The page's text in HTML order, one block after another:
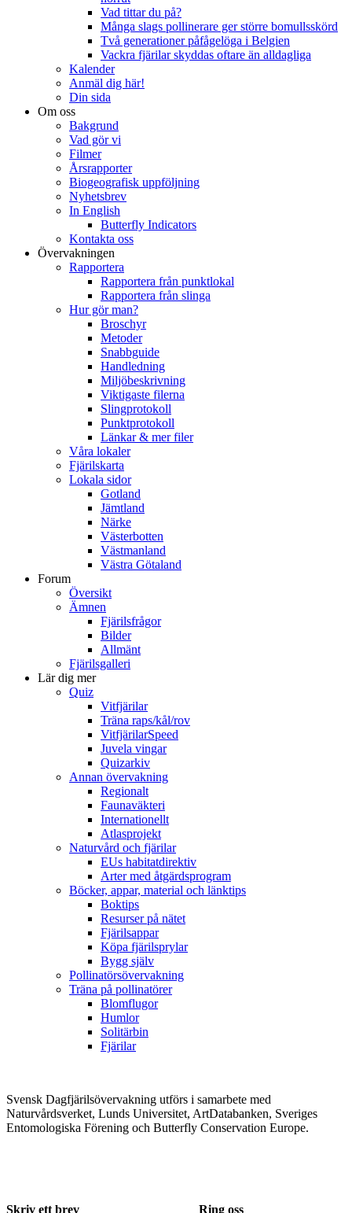
Vad tittar du på?
Många slags pollinerare ger större bomullsskörd
Två generationer påfågelöga i Belgien
Vackra fjärilar skyddas oftare än alldagliga
Kalender
Anmäl dig här!
Din sida
Om oss
Bakgrund
Vad gör vi
Filmer
Årsrapporter
Biogeografisk uppföljning
Nyhetsbrev
In English
Butterfly Indicators
Kontakta oss
Övervakningen
Rapportera
Rapportera från punktlokal
Rapportera från slinga
Hur gör man?
Broschyr
Metoder
Snabbguide
Handledning
Miljöbeskrivning
Viktigaste filerna
Slingprotokoll
Punktprotokoll
Länkar & mer filer
Våra lokaler
Fjärilskarta
Lokala sidor
Gotland
Jämtland
Närke
Västerbotten
Västmanland
Västra Götaland
Forum
Översikt
Ämnen
Fjärilsfrågor
Bilder
Allmänt
Fjärilsgalleri
Lär dig mer
Quiz
Vitfjärilar
Träna raps/kål/rov
VitfjärilarSpeed
Juvela vingar
Quizarkiv
Annan övervakning
Regionalt
Faunaväkteri
Internationellt
Atlasprojekt
Naturvård och fjärilar
EUs habitatdirektiv
Arter med åtgärdsprogram
Böcker, appar, material och länktips
Boktips
Resurser på nätet
Fjärilsappar
Köpa fjärilsprylar
Bygg själv
Pollinatörsövervakning
Träna på pollinatörer
Blomflugor
Humlor
Solitärbin
Fjärilar
Svensk Dagfjärilsövervakning utförs i samarbete med
Naturvårdsverket, Lunds Universitet, ArtDatabanken, Sveriges
Entomologiska Förening och Butterfly Conservation Europe.
Skriv ett brev Ring oss